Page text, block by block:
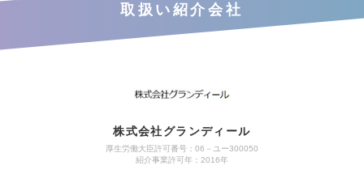
取扱い紹介会社
株式会社グランディール
厚生労働大臣許可番号：06－ユー300050
紹介事業許可年：2016年